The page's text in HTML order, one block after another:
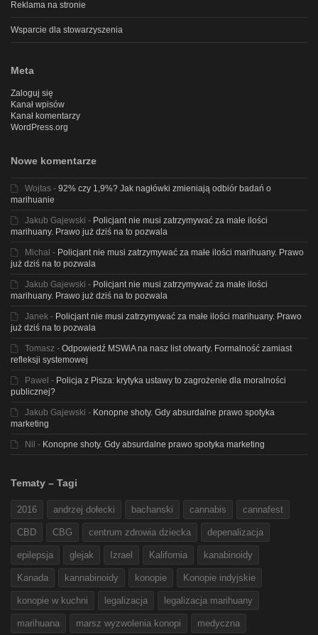
Reklama na stronie
Wsparcie dla stowarzyszenia
Meta
Zaloguj się
Kanał wpisów
Kanał komentarzy
WordPress.org
Nowe komentarze
Wojtas - 92% czy 1,9%? Jak nagłówki zmieniają odbiór badań o
marihuanie
Jakub Gajewski - Policjant nie musi zatrzymywać za małe ilości
marihuany. Prawo już dziś na to pozwala
Michal - Policjant nie musi zatrzymywać za małe ilości marihuany. Prawo
już dziś na to pozwala
Jakub Gajewski - Policjant nie musi zatrzymywać za małe ilości
marihuany. Prawo już dziś na to pozwala
Janek - Policjant nie musi zatrzymywać za małe ilości marihuany. Prawo
już dziś na to pozwala
Tomasz - Odpowiedź MSWiA na nasz list otwarty. Formalność zamiast
refleksji systemowej
Pawel - Policja z Pisza: krytyka ustawy to zagrożenie dla moralności
publicznej?
Jakub Gajewski - Konopne shoty. Gdy absurdalne prawo spotyka
marketing
Nil - Konopne shoty. Gdy absurdalne prawo spotyka marketing
Tematy – Tagi
2016 andrzej dołecki bachanski cannabis cannafest
CBD CBG centrum zdrowia dziecka depenalizacja
epilepsja glejak Izrael Kalifornia kanabinoidy
Kanada kannabinoidy konopie Konopie indyjskie
konopie w kuchni legalizacja legalizacja marihuany
marihuana marsz wyzwolenia konopi medyczna